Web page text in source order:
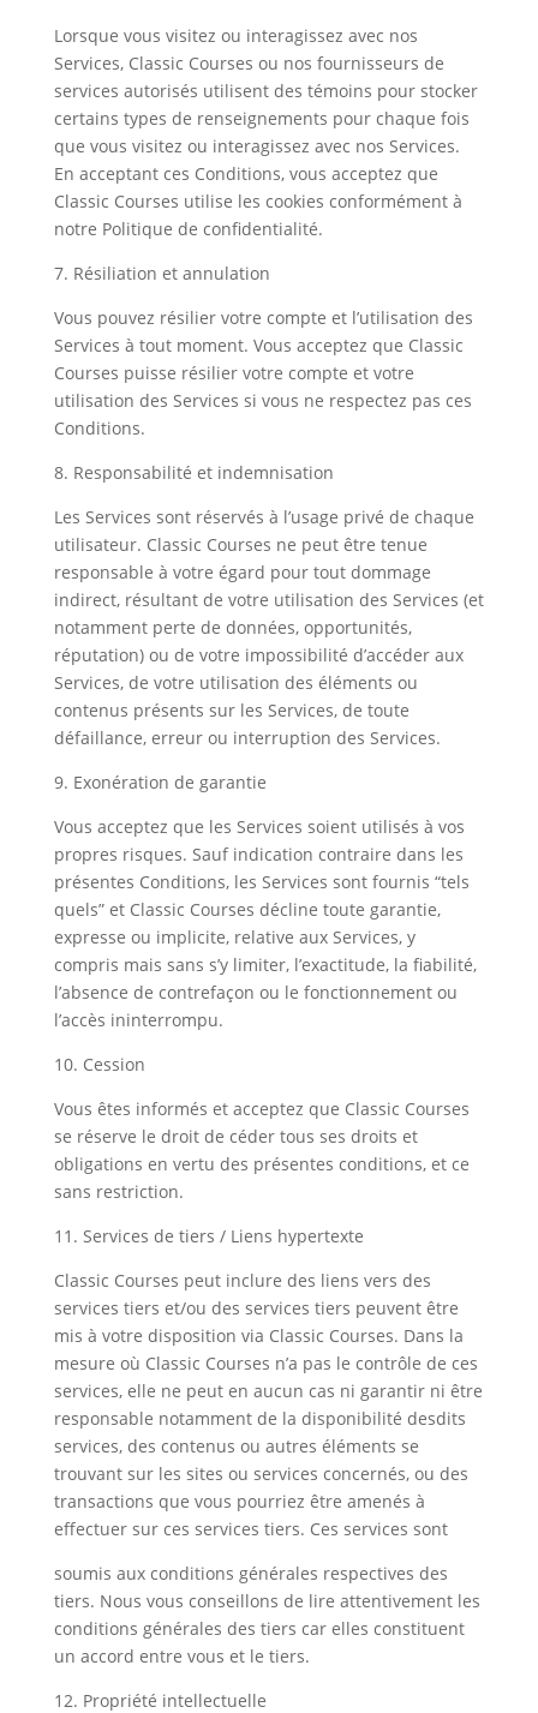
Lorsque vous visitez ou interagissez avec nos
Services, Classic Courses ou nos fournisseurs de
services autorisés utilisent des témoins pour stocker
certains types de renseignements pour chaque fois
que vous visitez ou interagissez avec nos Services.
En acceptant ces Conditions, vous acceptez que
Classic Courses utilise les cookies conformément à
notre Politique de confidentialité.
7. Résiliation et annulation
Vous pouvez résilier votre compte et l’utilisation des
Services à tout moment. Vous acceptez que Classic
Courses puisse résilier votre compte et votre
utilisation des Services si vous ne respectez pas ces
Conditions.
8. Responsabilité et indemnisation
Les Services sont réservés à l’usage privé de chaque
utilisateur. Classic Courses ne peut être tenue
responsable à votre égard pour tout dommage
indirect, résultant de votre utilisation des Services (et
notamment perte de données, opportunités,
réputation) ou de votre impossibilité d’accéder aux
Services, de votre utilisation des éléments ou
contenus présents sur les Services, de toute
défaillance, erreur ou interruption des Services.
9. Exonération de garantie
Vous acceptez que les Services soient utilisés à vos
propres risques. Sauf indication contraire dans les
présentes Conditions, les Services sont fournis “tels
quels” et Classic Courses décline toute garantie,
expresse ou implicite, relative aux Services, y
compris mais sans s’y limiter, l’exactitude, la fiabilité,
l’absence de contrefaçon ou le fonctionnement ou
l’accès ininterrompu.
10. Cession
Vous êtes informés et acceptez que Classic Courses
se réserve le droit de céder tous ses droits et
obligations en vertu des présentes conditions, et ce
sans restriction.
11. Services de tiers / Liens hypertexte
Classic Courses peut inclure des liens vers des
services tiers et/ou des services tiers peuvent être
mis à votre disposition via Classic Courses. Dans la
mesure où Classic Courses n’a pas le contrôle de ces
services, elle ne peut en aucun cas ni garantir ni être
responsable notamment de la disponibilité desdits
services, des contenus ou autres éléments se
trouvant sur les sites ou services concernés, ou des
transactions que vous pourriez être amenés à
effectuer sur ces services tiers. Ces services sont
soumis aux conditions générales respectives des
tiers. Nous vous conseillons de lire attentivement les
conditions générales des tiers car elles constituent
un accord entre vous et le tiers.
12. Propriété intellectuelle